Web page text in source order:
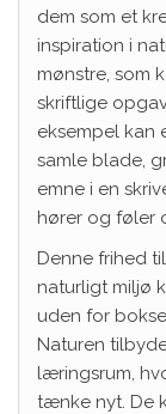
dem som et
inspiration i
mønstre, som
skriftlige
eksempel kan
samle blade,
emne i en
hører og føler
Denne frihed
naturligt miljø
uden for
Naturen
læringsrum,
tænke nyt. De